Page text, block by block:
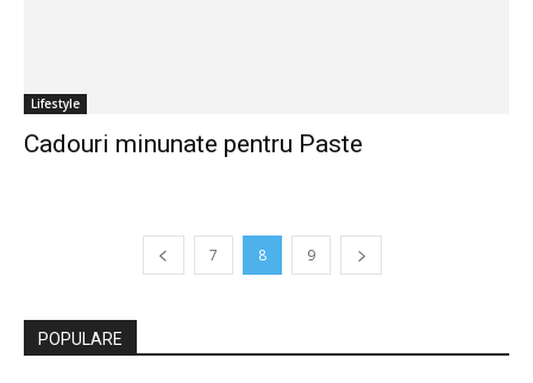
Lifestyle
Cadouri minunate pentru Paste
7 8 9
POPULARE